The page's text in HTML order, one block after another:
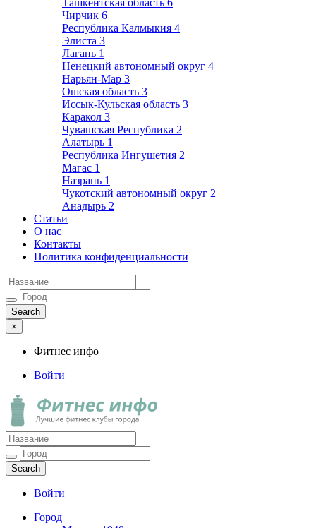
Ташкентская область 6
Чирчик 6
Республика Калмыкия 4
Элиста 3
Лагань 1
Ненецкий автономный округ 4
Нарьян-Мар 3
Ошская область 3
Иссык-Кульская область 3
Каракол 3
Чувашская Республика 2
Алатырь 1
Республика Ингушетия 2
Магас 1
Назрань 1
Чукотский автономный округ 2
Анадырь 2
Статьи
О нас
Контакты
Политика конфиденциальности
×
Фитнес инфо
Войти
Фитнес инфо
Лучшие фитнес клубы города
Войти
Город